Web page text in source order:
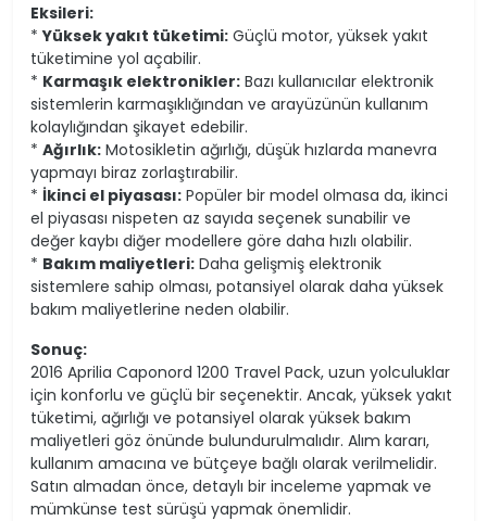
Eksileri:
*Yüksek yakıt tüketimi: Güçlü motor, yüksek yakıt
tüketimine yol açabilir.
* Karmaşık elektronikler: Bazı kullanıcılar elektronik
sistemlerin karmaşıklığından ve arayüzünün kullanım
kolaylığından şikayet edebilir.
* Ağırlık: Motosikletin ağırlığı, düşük hızlarda manevra
yapmayı biraz zorlaştırabilir.
* İkinci el piyasası: Popüler bir model olmasa da, ikinci
el piyasası nispeten az sayıda seçenek sunabilir ve
değer kaybı diğer modellere göre daha hızlı olabilir.
* Bakım maliyetleri: Daha gelişmiş elektronik
sistemlere sahip olması, potansiyel olarak daha yüksek
bakım maliyetlerine neden olabilir.
Sonuç:
2016 Aprilia Caponord 1200 Travel Pack, uzun yolculuklar
için konforlu ve güçlü bir seçenektir. Ancak, yüksek yakıt
tüketimi, ağırlığı ve potansiyel olarak yüksek bakım
maliyetleri göz önünde bulundurulmalıdır. Alım kararı,
kullanım amacına ve bütçeye bağlı olarak verilmelidir.
Satın almadan önce, detaylı bir inceleme yapmak ve
mümkünse test sürüşü yapmak önemlidir.